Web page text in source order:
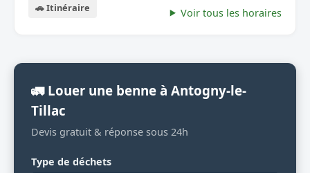
🚗 Itinéraire Voir tous les horaires
🚛 Louer une benne à Antogny-le-
Tillac
Devis gratuit & réponse sous 24h
Type de déchets